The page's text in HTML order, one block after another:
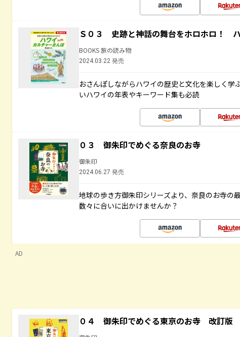
Ｓ０３ 史跡と神話の舞台をホロホロ！
BOOKS 旅の読み物
2024.03.22 発売
おさんぽしながらハワイの歴史と文化を楽しく学
いハワイの年表やキーワード集も必読
０３ 御朱印でめぐる奈良のお寺
御朱印
2024.06.27 発売
地球の歩き方御朱印シリーズより、奈良のお寺の
数々に合いに出かけませんか？
AD
０４ 御朱印でめぐる東京のお寺 改訂版